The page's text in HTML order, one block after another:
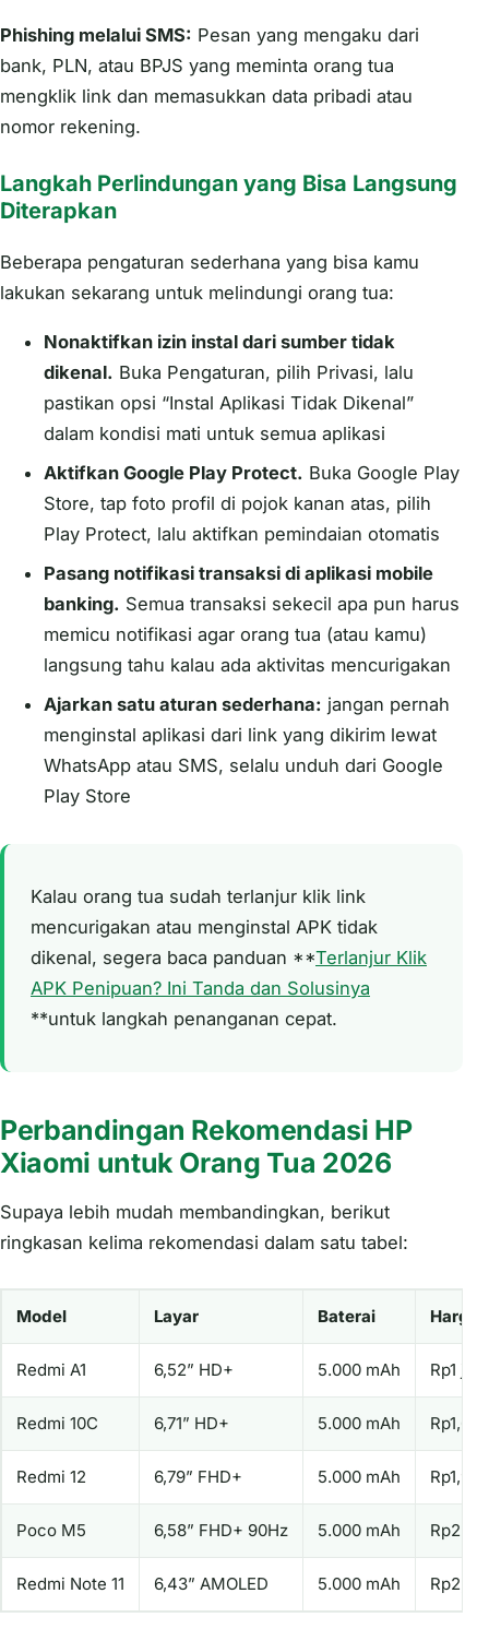
Phishing melalui SMS: Pesan yang mengaku dari
bank, PLN, atau BPJS yang meminta orang tua
mengklik link dan memasukkan data pribadi atau
nomor rekening.
Langkah Perlindungan yang Bisa Langsung
Diterapkan
Beberapa pengaturan sederhana yang bisa kamu
lakukan sekarang untuk melindungi orang tua:
Nonaktifkan izin instal dari sumber tidak
dikenal. Buka Pengaturan, pilih Privasi, lalu
pastikan opsi “Instal Aplikasi Tidak Dikenal”
dalam kondisi mati untuk semua aplikasi
Aktifkan Google Play Protect. Buka Google Play
Store, tap foto profil di pojok kanan atas, pilih
Play Protect, lalu aktifkan pemindaian otomatis
Pasang notifikasi transaksi di aplikasi mobile
banking. Semua transaksi sekecil apa pun harus
memicu notifikasi agar orang tua (atau kamu)
langsung tahu kalau ada aktivitas mencurigakan
Ajarkan satu aturan sederhana: jangan pernah
menginstal aplikasi dari link yang dikirim lewat
WhatsApp atau SMS, selalu unduh dari Google
Play Store
Kalau orang tua sudah terlanjur klik link
mencurigakan atau menginstal APK tidak
dikenal, segera baca panduan **Terlanjur Klik
APK Penipuan? Ini Tanda dan Solusinya
**untuk langkah penanganan cepat.
Perbandingan Rekomendasi HP
Xiaomi untuk Orang Tua 2026
Supaya lebih mudah membandingkan, berikut
ringkasan kelima rekomendasi dalam satu tabel:
Model Layar Baterai Harga
Redmi A1 6,52” HD+ 5.000 mAh Rp1 juta
Redmi 10C 6,71” HD+ 5.000 mAh Rp1,6
Redmi 12 6,79” FHD+ 5.000 mAh Rp1,9
Poco M5 6,58” FHD+ 90Hz 5.000 mAh Rp2
Redmi Note 11 6,43” AMOLED 5.000 mAh Rp2,4